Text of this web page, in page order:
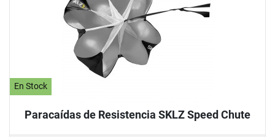
En Stock
Paracaídas de Resistencia SKLZ Speed Chute